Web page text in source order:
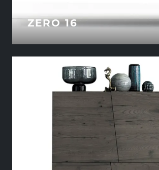
ZERO 16